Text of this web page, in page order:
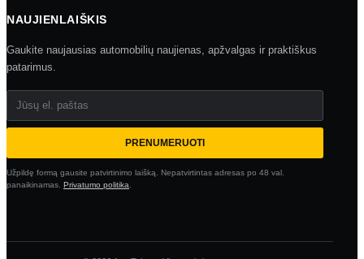
NAUJIENLAIŠKIS
Gaukite naujausias automobilių naujienas, apžvalgas ir praktiškus
patarimus.
Jūsų el. paštas
PRENUMERUOTI
Užpildę formą gausite patvirtinimo laišką. Nepatvirtintas adresas po 48 val.
panaikinamas. Privatumo politika